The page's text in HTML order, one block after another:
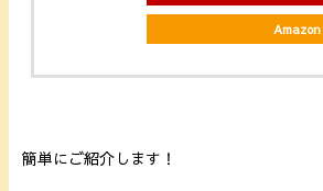
Amazon
簡単にご紹介します！